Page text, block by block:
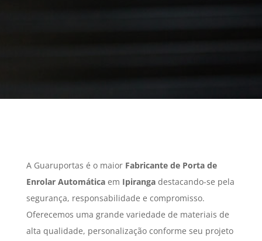
A Guaruportas é o maior Fabricante de Porta de
Enrolar Automáticaem Ipirangadestacando-se pela
segurança, responsabilidade e compromisso.
Oferecemos uma grande variedade de materiais de
alta qualidade, personalização conforme seu projeto